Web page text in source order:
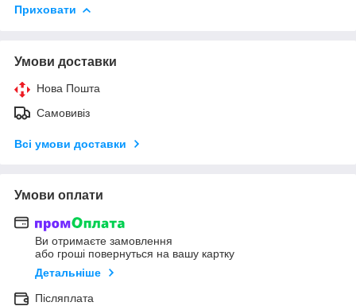
Приховати
Умови доставки
Нова Пошта
Самовивіз
Всі умови доставки
Умови оплати
Ви отримаєте замовлення
або гроші повернуться на вашу картку
Детальніше
Післяплата